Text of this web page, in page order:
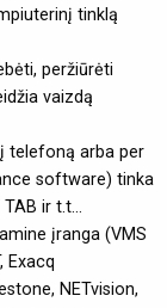
tinklą
peržiūrėti
vaizdą
telefoną arba per
software) tinka
ir t.t...
įranga (VMS
Exacq
NETvision,